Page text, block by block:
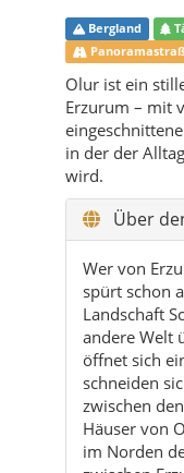
in der der
wird.
Über
Wer von
spürt schon
Landschaft
andere Welt
öffnet sich
schneiden
zwischen
Häuser von
im Norden
zwischen
Übergängen
Ardahan –
dem der
vom